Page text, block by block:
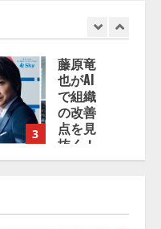
4
アシス
トAIテ
ラス、
ガバナ
ンス機
能を備
えたAI